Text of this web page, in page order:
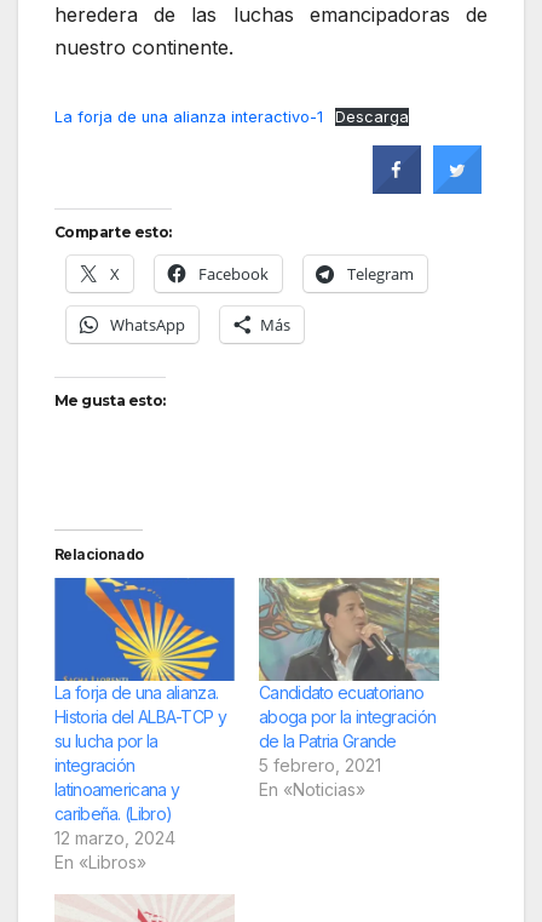
heredera de las luchas emancipadoras de
nuestro continente.
La forja de una alianza interactivo-1 Descarga
Comparte esto:
X Facebook Telegram
WhatsApp Más
Me gusta esto:
Relacionado
La forja de una alianza.
Historia del ALBA-TCP y
su lucha por la
integración
latinoamericana y
caribeña. (Libro)
12 marzo, 2024
En «Libros»
Candidato ecuatoriano
aboga por la integración
de la Patria Grande
5 febrero, 2021
En «Noticias»